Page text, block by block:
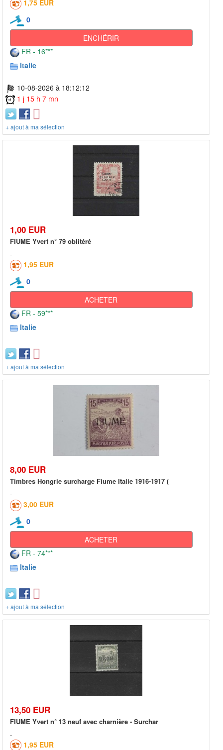
1,75 EUR
0
ENCHÉRIR
FR - 16***
Italie
10-08-2026 à 18:12:12
1 j 15 h 7 mn
+ ajout à ma sélection
1,00 EUR
FIUME Yvert n° 79 oblitéré
1,95 EUR
0
ACHETER
FR - 59***
Italie
+ ajout à ma sélection
8,00 EUR
Timbres Hongrie surcharge Fiume Italie 1916-1917 (
3,00 EUR
0
ACHETER
FR - 74***
Italie
+ ajout à ma sélection
13,50 EUR
FIUME Yvert n° 13 neuf avec charnière - Surchar
1,95 EUR